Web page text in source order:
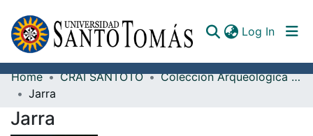
Log In
Communities & Collections
All of DSpace
Home CRAI SANTOTO
Colección Arqueológica Guane, Fray Alonso Ortiz Galeano, O.P.
Jarra
Jarra